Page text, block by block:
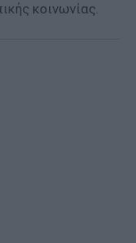
κοινωνίας.